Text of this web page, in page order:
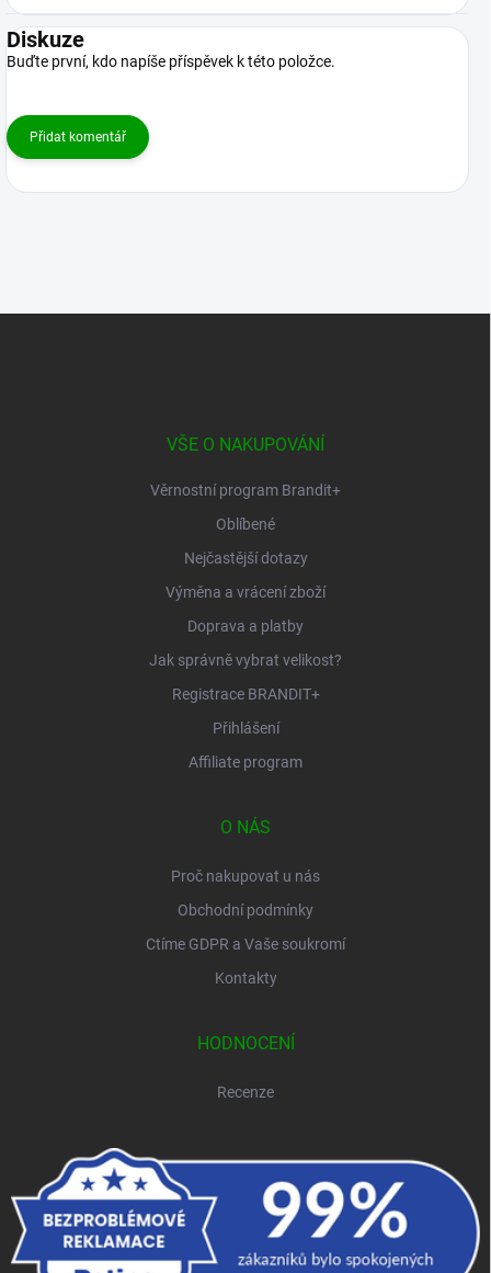
Diskuze
Buďte první, kdo napíše příspěvek k této položce.
Přidat komentář
VŠE O NAKUPOVÁNÍ
Věrnostní program Brandit+
Oblíbené
Nejčastější dotazy
Výměna a vrácení zboží
Doprava a platby
Jak správně vybrat velikost?
Registrace BRANDIT+
Přihlášení
Affiliate program
O NÁS
Proč nakupovat u nás
Obchodní podmínky
Ctíme GDPR a Vaše soukromí
Kontakty
HODNOCENÍ
Recenze